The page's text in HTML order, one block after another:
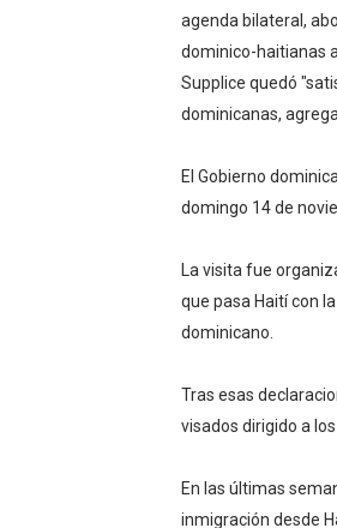
agenda bilateral,
dominico-haitianas
Supplice quedó
dominicanas,
El Gobierno
domingo 14 de
La visita fue
que pasa Haití con
dominicano.
Tras esas
visados dirigido a
En las últimas
inmigración desde